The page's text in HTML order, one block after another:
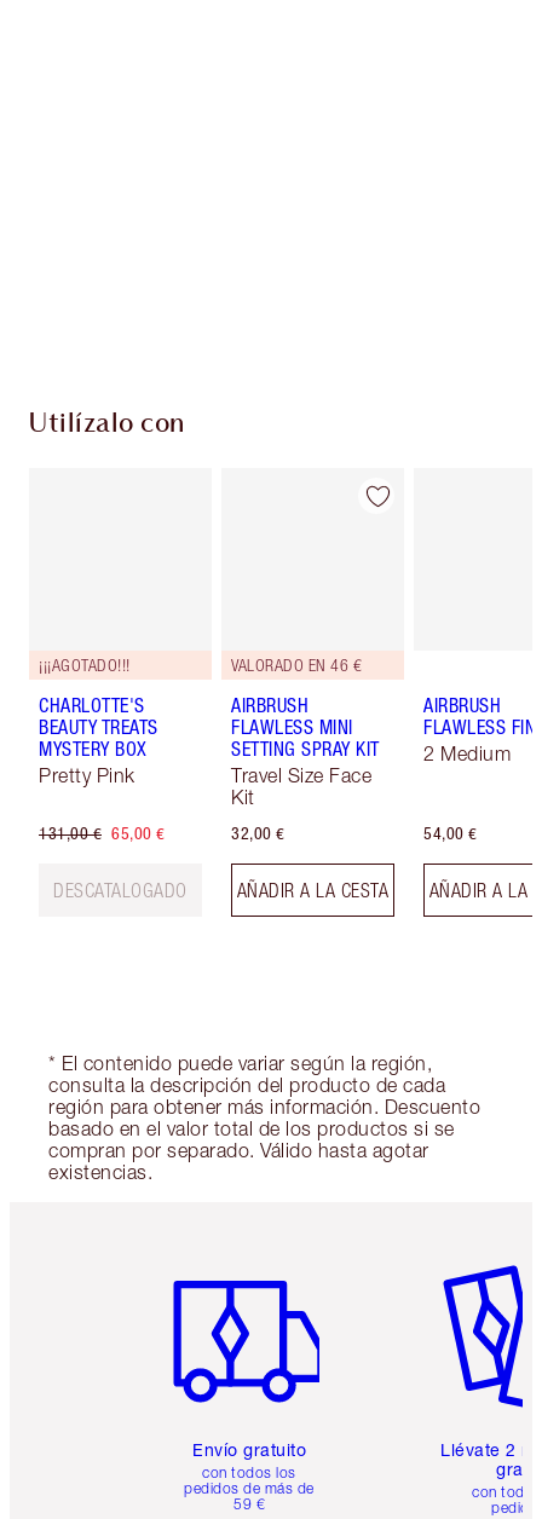
Utilízalo con
¡¡¡AGOTADO!!!
CHARLOTTE'S
BEAUTY TREATS
MYSTERY BOX
Pretty Pink
131,00 € 65,00 €
DESCATALOGADO
VALORADO EN 46 €
AIRBRUSH
FLAWLESS MINI
SETTING SPRAY KIT
Travel Size Face
Kit
32,00 €
AÑADIR A LA CESTA
AIRBRUSH
FLAWLESS
2 Medium
54,00 €
AÑADIR A LA
* El contenido puede variar según la región,
consulta la descripción del producto de cada
región para obtener más información. Descuento
basado en el valor total de los productos si se
compran por separado. Válido hasta agotar
existencias.
Envío gratuito
con todos los
pedidos de más de
59 €
Llévate 2
gratis
con